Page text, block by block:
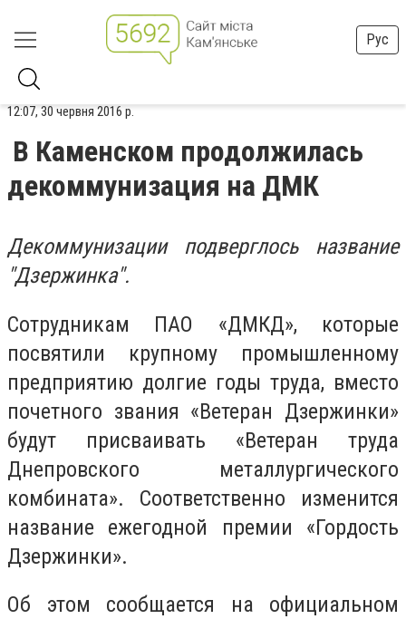
Рус
12:07, 30 червня 2016 р.
В Каменском продолжилась
декоммунизация на ДМК
Декоммунизации подверглось название
"Дзержинка".
Сотрудникам ПАО «ДМКД», которые
посвятили крупному промышленному
предприятию долгие годы труда, вместо
почетного звания «Ветеран Дзержинки»
будут присваивать «Ветеран труда
Днепровского металлургического
комбината». Соответственно изменится
название ежегодной премии «Гордость
Дзержинки».
Об этом сообщается на официальном